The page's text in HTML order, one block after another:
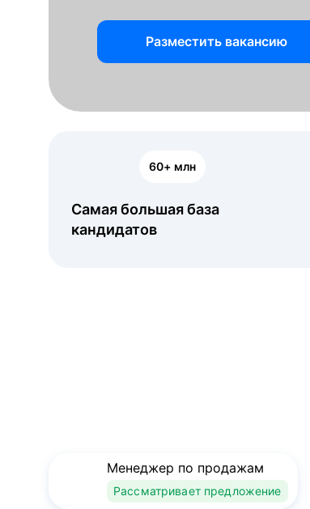
Разместить вакансию
60+ млн
Самая большая база
кандидатов
Менеджер по продажам
Рассматривает предложение